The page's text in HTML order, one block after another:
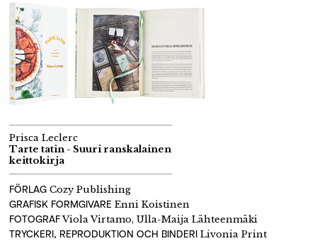
Prisca Leclerc
Tarte tatin - Suuri ranskalainen
keittokirja
FÖRLAG Cozy Publishing
GRAFISK FORMGIVARE Enni Koistinen
FOTOGRAFViola Virtamo, Ulla-Maija Lähteenmäki
TRYCKERI, REPRODUKTION OCH BINDERI Livonia Print